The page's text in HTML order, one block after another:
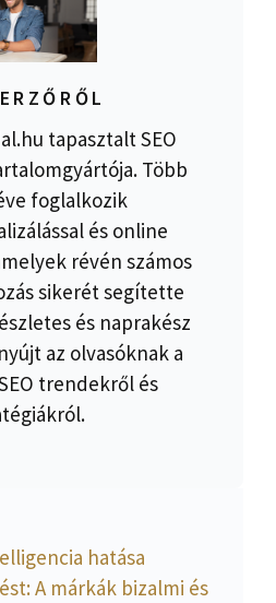
tapasztalt SEO
Több
foglalkozik
és online
révén számos
sikerét segítette
és naprakész
az olvasóknak a
trendekről és
hatása
A márkák bizalmi és